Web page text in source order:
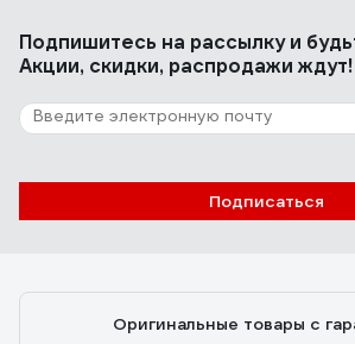
1. Легкость запуска и подготовки к работе. 2.
материала, эргономика. 3. удобство в
(деревца по 7-10 см в диаметре)
производительность 6 соток, за 3
Подпишитесь на рассылкуи
Акции, скидки, распродажи ждут!
Подписаться
Оригинальные товары с